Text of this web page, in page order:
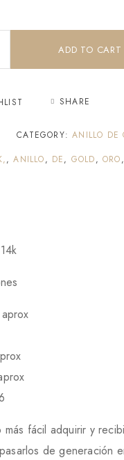
ADD TO CART
SHARE
CATEGORY:ANILLO DE
,ANILLO, DE, GOLD,ORO
más fácil adquirir y
de generación